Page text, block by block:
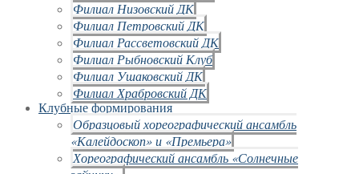
Филиал Низовский ДК
Филиал Петровский ДК
Филиал Рассветовский ДК
Филиал Рыбновский Клуб
Филиал Ушаковский ДК
Филиал Храбровский ДК
Клубные формирования
Образцовый хореографический ансамбль
«Калейдоскоп» и «Премьера»
Хореографический ансамбль «Солнечные